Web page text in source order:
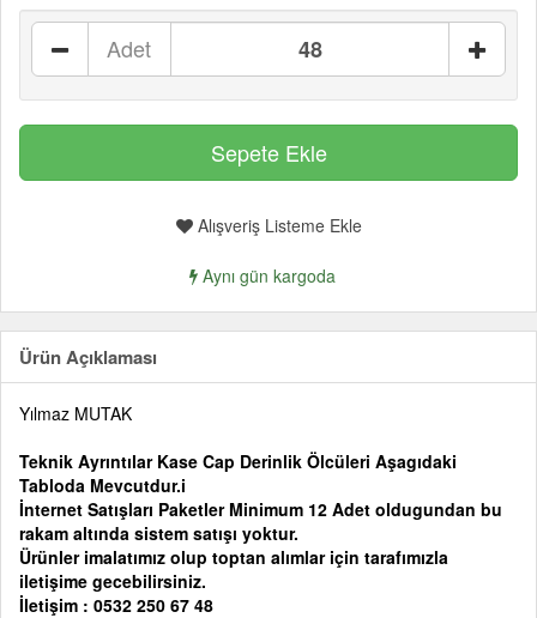
Adet
Alışveriş Listeme Ekle
Aynı gün kargoda
Ürün Açıklaması
Yılmaz MUTAK
Teknik Ayrıntılar Kase Cap Derinlik Ölcüleri Aşagıdaki
Tabloda Mevcutdur.i
İnternet Satışları Paketler Minimum 12 Adet oldugundan bu
rakam altında sistem satışı yoktur.
Ürünler imalatımız olup toptan alımlar için tarafımızla
iletişime gecebilirsiniz.
İletişim : 0532 250 67 48